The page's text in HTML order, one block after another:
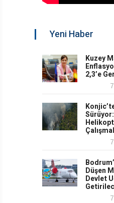
Yeni Haber
Kuzey
2,3’e
Düşen
Devlet